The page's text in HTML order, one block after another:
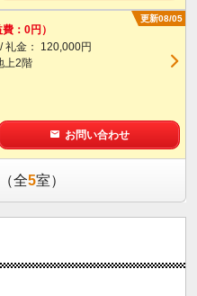
更新08/05
費：0円）
礼金： 120,000円
上2階
お問い合わせ
全5室）